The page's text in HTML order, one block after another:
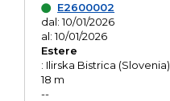
E2600002
dal: 10/01/2026
al: 10/01/2026
Estere
: Ilirska Bistrica (Slovenia)
18 m
--